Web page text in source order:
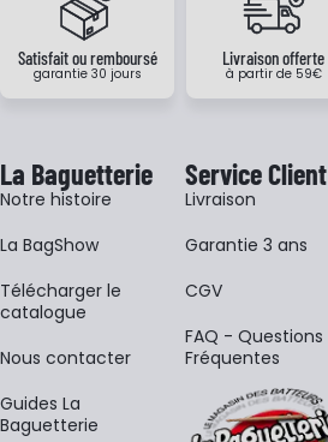
Satisfait ou remboursé
garantie 30 jours
Livraison offerte
à partir de 59€
La Baguetterie
Notre histoire
La BagShow
​Télécharger le
catalogue
Nous contacter
Guides La
Baguetterie
Service Client
Livraison
Garantie 3 ans
CGV
FAQ - Questions
Fréquentes